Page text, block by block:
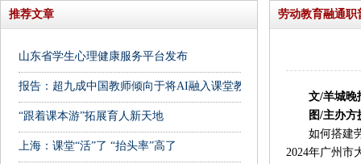
推荐文章
山东省学生心理健康服务平台发布
报告：超九成中国教师倾向于将AI融入课堂教学
“跟着课本游”拓展育人新天地
上海：课堂“活”了 “抬头率”高了
劳动教育融通职
文/羊城晚报
图/主办方
如何搭建劳
2024年广州市